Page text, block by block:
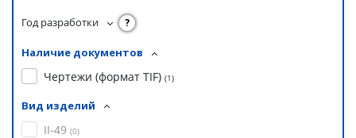
Год разработки ?
Наличие документов
Чертежи (формат TIF) (1)
Вид изделий
II-49 (0)